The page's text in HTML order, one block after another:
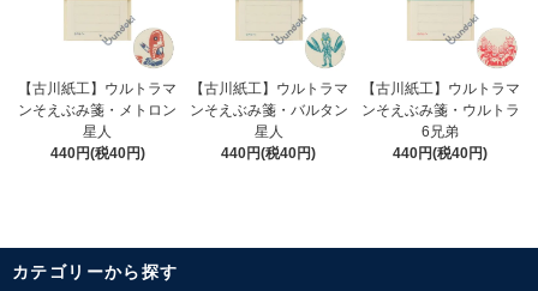
【古川紙工】ウルトラマ
ンそえぶみ箋・メトロン
星人
440円(税40円)
【古川紙工】ウルトラマ
ンそえぶみ箋・バルタン
星人
440円(税40円)
【古川紙工】ウルトラマ
ンそえぶみ箋・ウルトラ
6兄弟
440円(税40円)
カテゴリーから探す